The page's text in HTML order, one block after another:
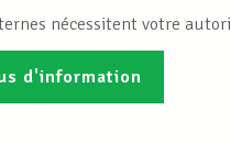
nécessitent votre
d'information